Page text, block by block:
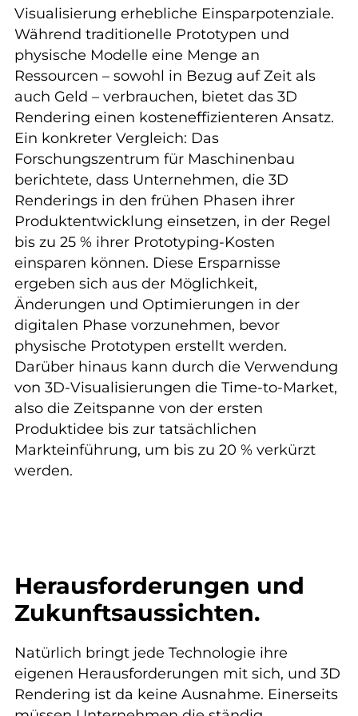
Visualisierung erhebliche Einsparpotenziale.
Während traditionelle Prototypen und
physische Modelle eine Menge an
Ressourcen – sowohl in Bezug auf Zeit als
auch Geld – verbrauchen, bietet das 3D
Rendering einen kosteneffizienteren Ansatz.
Ein konkreter Vergleich: Das
Forschungszentrum für Maschinenbau
berichtete, dass Unternehmen, die 3D
Renderings in den frühen Phasen ihrer
Produktentwicklung einsetzen, in der Regel
bis zu 25 % ihrer Prototyping-Kosten
einsparen können. Diese Ersparnisse
ergeben sich aus der Möglichkeit,
Änderungen und Optimierungen in der
digitalen Phase vorzunehmen, bevor
physische Prototypen erstellt werden.
Darüber hinaus kann durch die Verwendung
von 3D-Visualisierungen die Time-to-Market,
also die Zeitspanne von der ersten
Produktidee bis zur tatsächlichen
Markteinführung, um bis zu 20 % verkürzt
werden.
Herausforderungen und
Zukunftsaussichten.
Natürlich bringt jede Technologie ihre
eigenen Herausforderungen mit sich, und 3D
Rendering ist da keine Ausnahme. Einerseits